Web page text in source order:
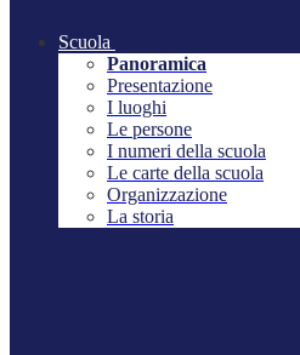
Scuola
Panoramica
Presentazione
I luoghi
Le persone
I numeri della scuola
Le carte della scuola
Organizzazione
La storia